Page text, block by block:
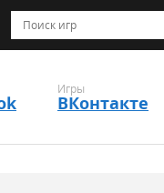
Игры
ВКонтакте